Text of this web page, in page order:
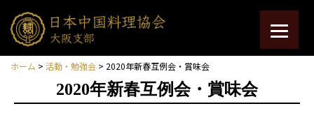
ホーム > 活動・勉強会 > 2020年新春互例会・賞味会
2020年新春互例会・賞味会